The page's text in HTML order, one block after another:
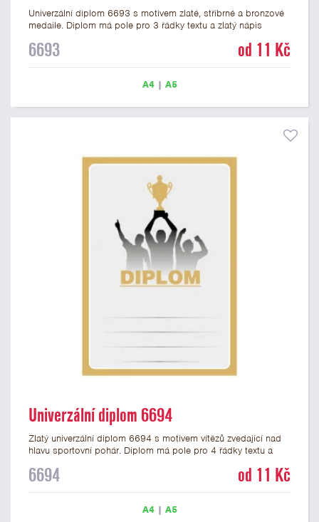
Univerzální diplom 6693 s motivem zlaté, stříbrné a bronzové
medaile. Diplom má pole pro 3 řádky textu a zlatý nápis
Tento univerzální diplom je vhodný pro většinu událostí, ke
6693 od 11 Kč
A4| A5
Univerzální diplom 6694
Zlatý univerzální diplom 6694 s motivem vítězů zvedající nad
hlavu sportovní pohár. Diplom má pole pro 4 řádky textu a
formátu A4 a A5. Tento univerzální diplom je vhodný pro
motivem vítězů s pohárem má gramáž 250 g/m2.
6694 od 11 Kč
A4| A5